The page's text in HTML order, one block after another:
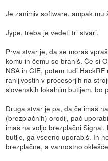
Je zanimiv software, ampak mu
Jype, treba je vedeti tri stvari.
Prva stvar je, da se moraš
komu in čemu se braniš. Če si
NSA in CIE, potem tudi
ranljivostih v procesorjih na
slovenskih lokalnim butljem, bo
Druga stvar je pa, da če imaš
(brezplačnih) orodij, pač
imaš na voljo brezplačni
butlje, ga vseeno uporabiš. In
brezplačne, a varnostno